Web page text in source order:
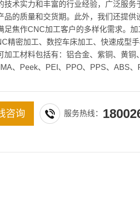
技术实力和丰富的行业经验，广泛服务
品的质量和交货期。此外，我们还提供
足焦作CNC加工客户的多样化需求。
精密加工、数控车床加工、快速成型
加工材料包括有：铝合金、紫铜、黄铜
、Peek、PEI、PPO、PPS、ABS、
咨询 服务热线：